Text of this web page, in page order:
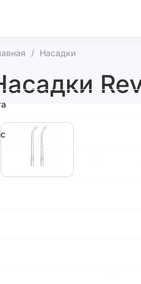
Насадки